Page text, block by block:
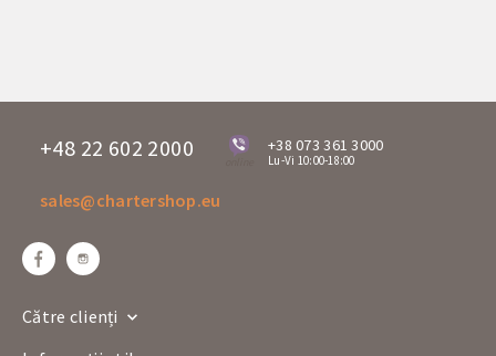
+48 22 602 2000
online
+38 073 361 3000
Lu-Vi 10:00-18:00
sales@chartershop.eu
Către clienți